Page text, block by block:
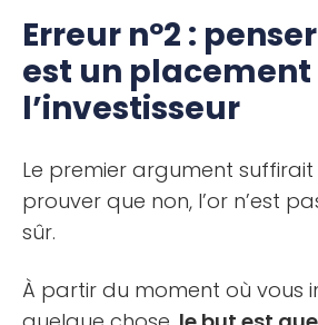
Erreur nº2 :
est un
l’investisseur
Le premier argument
prouver que non, l’or n’est
sûr.
À partir du moment où vous